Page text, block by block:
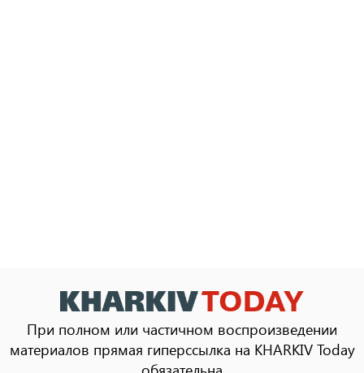
При полном или частичном воспроизведении
материалов прямая гиперссылка на KHARKIV Today